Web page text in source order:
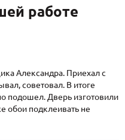
работе
Александра. Приехал с
советовал. В итоге
подошел. Дверь изготовили
обои подклеивать не